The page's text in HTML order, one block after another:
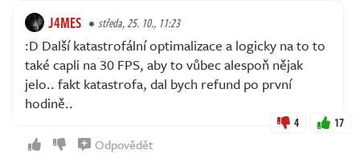
J4MES středa, 25. 10., 11:23
:D Další katastrofální optimalizace a logicky na to to
také capli na 30 FPS, aby to vůbec alespoň nějak
jelo.. fakt katastrofa, dal bych refund po první
hodině..
4 17
Odpovědět